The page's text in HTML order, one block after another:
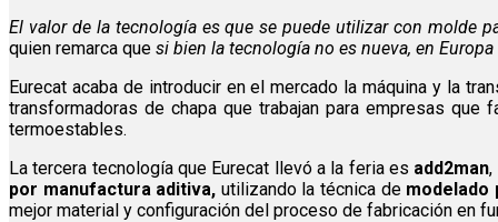
El valor de la tecnología es que se puede utilizar con molde
quien remarca que si bien la tecnología no es nueva, en
Eurecat acaba de introducir en el mercado la máquina y la
transformadoras de chapa que trabajan para empresas
termoestables.
La tercera tecnología que Eurecat llevó a la feria es add2man,
por manufactura aditiva, utilizando la técnica de modelado
mejor material y configuración del proceso de fabricación en